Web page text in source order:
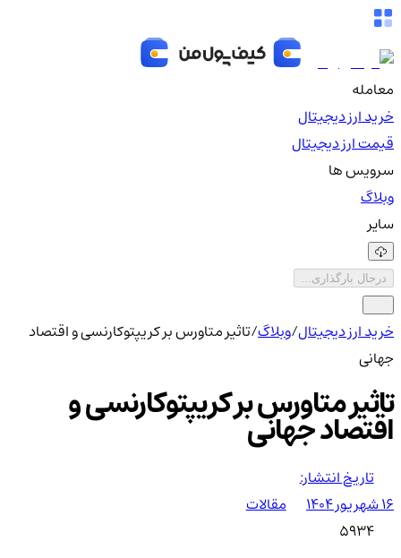
معامله
خرید ارز دیجیتال
قیمت ارز دیجیتال
سرویس ها
وبلاگ
سایر
درحال بارگذاری...
خرید ارز دیجیتال/وبلاگ/تاثیر متاورس بر کریپتوکارنسی و اقتصاد
جهانی
تاثیر متاورس بر کریپتوکارنسی و
اقتصاد جهانی
تاریخ انتشار:
۱۶ شهریور ۱۴۰۴
مقالات
5934